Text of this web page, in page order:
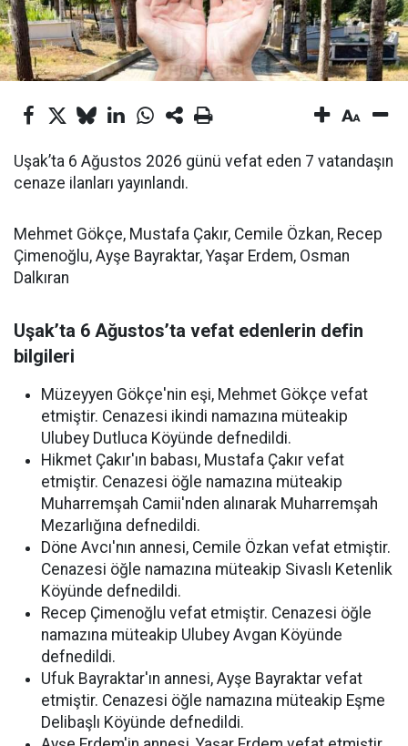
Uşak’ta 6 Ağustos 2026 günü vefat eden 7 vatandaşın
cenaze ilanları yayınlandı.
Mehmet Gökçe, Mustafa Çakır, Cemile Özkan, Recep
Çimenoğlu, Ayşe Bayraktar, Yaşar Erdem, Osman
Dalkıran
Uşak’ta 6 Ağustos’ta vefat edenlerin defin
bilgileri
Müzeyyen Gökçe'nin eşi, Mehmet Gökçe vefat
etmiştir. Cenazesi ikindi namazına müteakip
Ulubey Dutluca Köyünde defnedildi.
Hikmet Çakır'ın babası, Mustafa Çakır vefat
etmiştir. Cenazesi öğle namazına müteakip
Muharremşah Camii'nden alınarak Muharremşah
Mezarlığına defnedildi.
Döne Avcı'nın annesi, Cemile Özkan vefat etmiştir.
Cenazesi öğle namazına müteakip Sivaslı Ketenlik
Köyünde defnedildi.
Recep Çimenoğlu vefat etmiştir. Cenazesi öğle
namazına müteakip Ulubey Avgan Köyünde
defnedildi.
Ufuk Bayraktar'ın annesi, Ayşe Bayraktar vefat
etmiştir. Cenazesi öğle namazına müteakip Eşme
Delibaşlı Köyünde defnedildi.